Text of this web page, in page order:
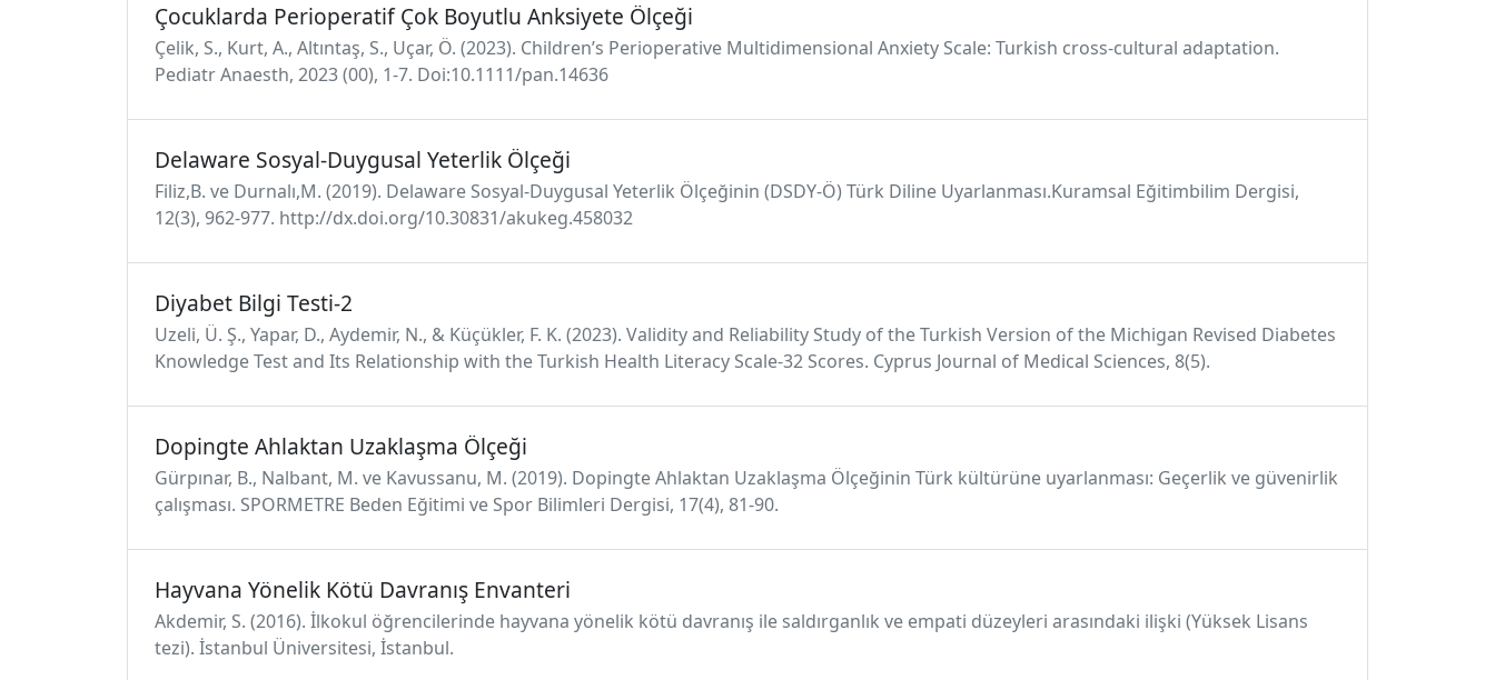
Çocuklarda Perioperatif Çok Boyutlu Anksiyete Ölçeği
Çelik, S., Kurt, A., Altıntaş, S., Uçar, Ö. (2023). Children’s Perioperative Multidimensional Anxiety Scale: Turkish cross-cultural adaptation.
Pediatr Anaesth, 2023 (00), 1-7. Doi:10.1111/pan.14636
Delaware Sosyal-Duygusal Yeterlik Ölçeği
Filiz,B. ve Durnalı,M. (2019). Delaware Sosyal-Duygusal Yeterlik Ölçeğinin (DSDY-Ö) Türk Diline Uyarlanması.Kuramsal Eğitimbilim Dergisi,
12(3), 962-977. http://dx.doi.org/10.30831/akukeg.458032
Diyabet Bilgi Testi-2
Uzeli, Ü. Ş., Yapar, D., Aydemir, N., & Küçükler, F. K. (2023). Validity and Reliability Study of the Turkish Version of the Michigan Revised Diabetes
Knowledge Test and Its Relationship with the Turkish Health Literacy Scale-32 Scores. Cyprus Journal of Medical Sciences, 8(5).
Dopingte Ahlaktan Uzaklaşma Ölçeği
Gürpınar, B., Nalbant, M. ve Kavussanu, M. (2019). Dopingte Ahlaktan Uzaklaşma Ölçeğinin Türk kültürüne uyarlanması: Geçerlik ve güvenirlik
çalışması. SPORMETRE Beden Eğitimi ve Spor Bilimleri Dergisi, 17(4), 81-90.
Hayvana Yönelik Kötü Davranış Envanteri
Akdemir, S. (2016). İlkokul öğrencilerinde hayvana yönelik kötü davranış ile saldırganlık ve empati düzeyleri arasındaki ilişki (Yüksek Lisans
tezi). İstanbul Üniversitesi, İstanbul.